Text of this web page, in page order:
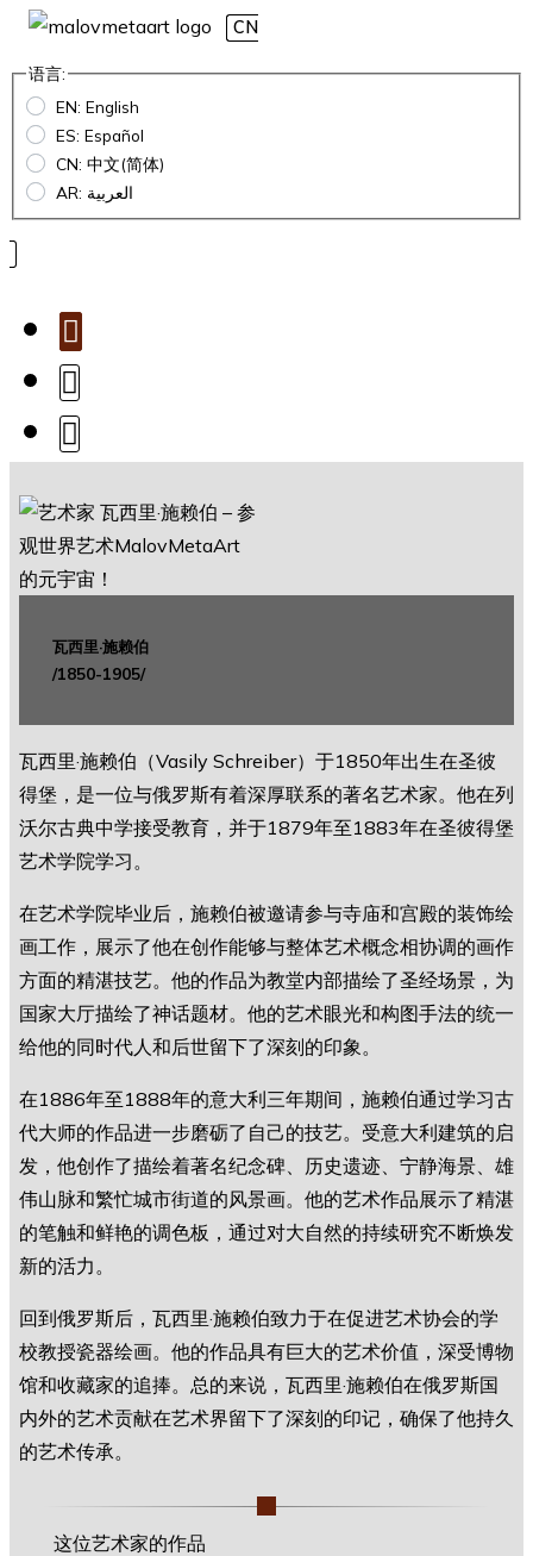
CN
语言:
EN: English
ES: Español
CN: 中文(简体)
AR: العربية
瓦西里·施赖伯
/1850-1905/
瓦西里·施赖伯（Vasily Schreiber）于1850年出生在圣彼
得堡，是一位与俄罗斯有着深厚联系的著名艺术家。他在列
沃尔古典中学接受教育，并于1879年至1883年在圣彼得堡
艺术学院学习。
在艺术学院毕业后，施赖伯被邀请参与寺庙和宫殿的装饰绘
画工作，展示了他在创作能够与整体艺术概念相协调的画作
方面的精湛技艺。他的作品为教堂内部描绘了圣经场景，为
国家大厅描绘了神话题材。他的艺术眼光和构图手法的统一
给他的同时代人和后世留下了深刻的印象。
在1886年至1888年的意大利三年期间，施赖伯通过学习古
代大师的作品进一步磨砺了自己的技艺。受意大利建筑的启
发，他创作了描绘着著名纪念碑、历史遗迹、宁静海景、雄
伟山脉和繁忙城市街道的风景画。他的艺术作品展示了精湛
的笔触和鲜艳的调色板，通过对大自然的持续研究不断焕发
新的活力。
回到俄罗斯后，瓦西里·施赖伯致力于在促进艺术协会的学
校教授瓷器绘画。他的作品具有巨大的艺术价值，深受博物
馆和收藏家的追捧。总的来说，瓦西里·施赖伯在俄罗斯国
内外的艺术贡献在艺术界留下了深刻的印记，确保了他持久
的艺术传承。
这位艺术家的作品